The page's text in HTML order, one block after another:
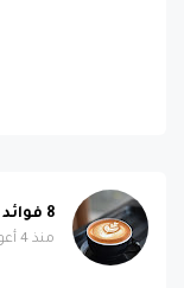
8 فوائد للقهوة
منذ 4 أعوام